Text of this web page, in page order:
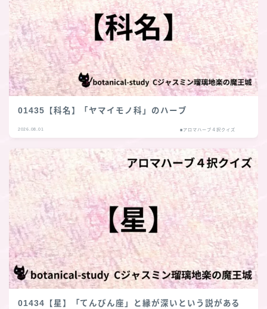
01435【科名】「ヤマイモノ科」のハーブ
2026.08.01 ■アロマハーブ４択クイズ
01434【星】「てんびん座」と縁が深いという説がある